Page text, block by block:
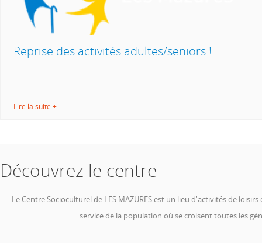
Reprise des activités adultes/seniors !
Lire la suite +
Découvrez le centre
Le Centre Socioculturel de LES MAZURESest un lieu d'activités de
service de la population où se croisent toutes les